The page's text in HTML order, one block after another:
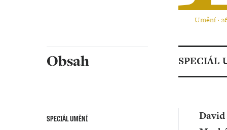
Umění ‧
Obsah
SPECIÁL UMĚNÍ
SPECIÁL
David